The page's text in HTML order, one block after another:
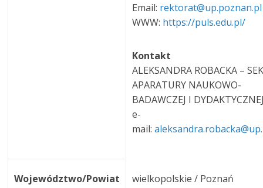
Email:
WWW: https://puls.edu.pl/
Kontakt
ALEKSANDRA ROBACKA –
APARATURY NAUKOWO-
BADAWCZEJ I
e-
mail:
Województwo/Powiat wielkopolskie / Poznań